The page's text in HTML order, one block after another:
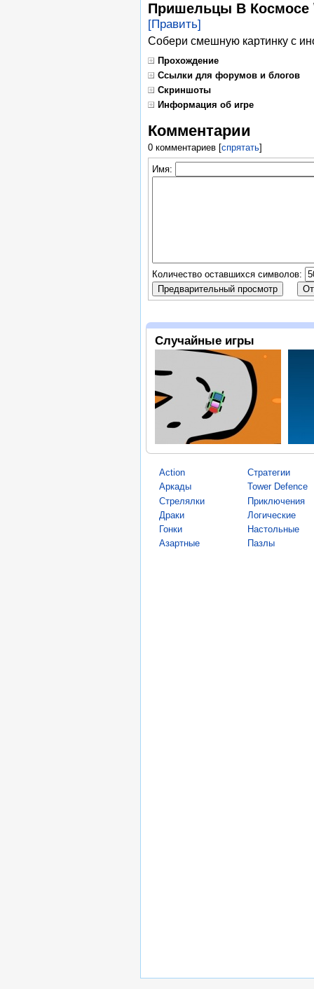
Пришельцы В Космосе
[Править]
Собери смешную картинку с
Прохождение
Ссылки для форумов и блогов
Скриншоты
Информация об игре
Комментарии
0 комментариев[спрятать]
Имя:
Количество оставшихся символов:
Случайные игры
Action
Аркады
Стрелялки
Драки
Гонки
Азартные
Стратегии
Tower Defence
Приключения
Логические
Настольные
Пазлы